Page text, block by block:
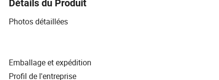
Détails du Produit
Photos détaillées
Emballage et expédition
Profil de l'entreprise